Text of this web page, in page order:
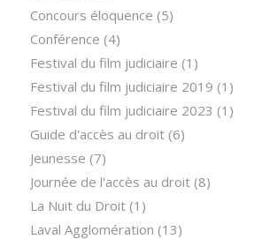
Concours éloquence (5)
Conférence (4)
Festival du film judiciaire (1)
Festival du film judiciaire 2019 (1)
Festival du film judiciaire 2023 (1)
Guide d'accès au droit(6)
Jeunesse (7)
Journée de l'accès au droit(8)
La Nuit du Droit(1)
Laval Agglomération (13)